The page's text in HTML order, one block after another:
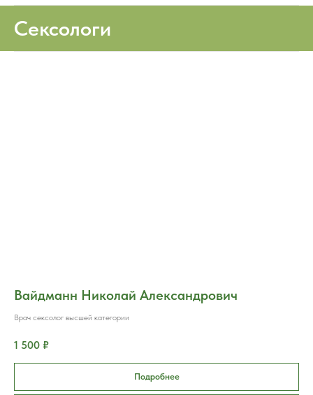
Сексологи
Вайдманн Николай Александрович
Врач сексолог высшей категории
1 500 ₽
Подробнее